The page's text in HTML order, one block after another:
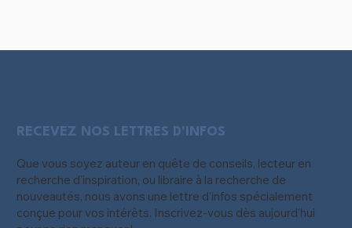
RECEVEZ NOS LETTRES D'INFOS
Que vous soyez auteur en quête de conseils, lecteur en
recherche d'inspiration, ou libraire à la recherche de
nouveautés, nous avons une lettre d'infos spécialement
conçue pour vos intérêts. Inscrivez-vous dès aujourd'hui